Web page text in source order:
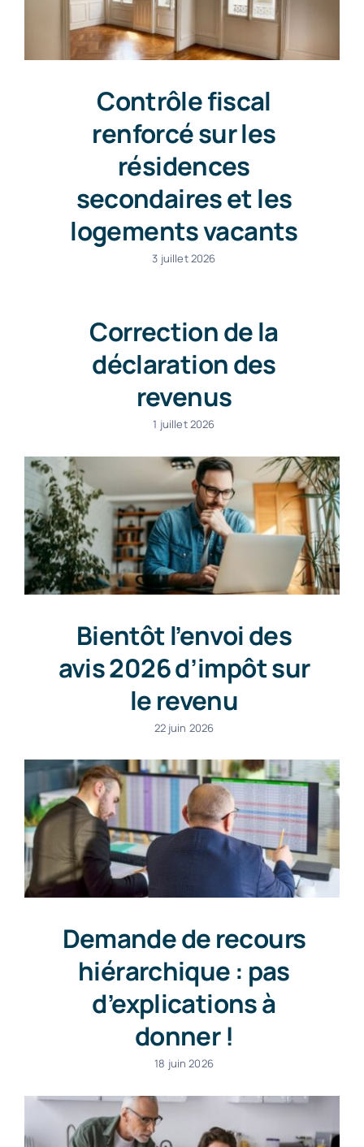
Contrôle fiscal
renforcé sur les
résidences
secondaires et les
logements vacants
3 juillet 2026
Correction de la
déclaration des
revenus
1 juillet 2026
Bientôt l’envoi des
avis 2026 d’impôt sur
le revenu
22 juin 2026
Demande de recours
hiérarchique : pas
d’explications à
donner !
18 juin 2026